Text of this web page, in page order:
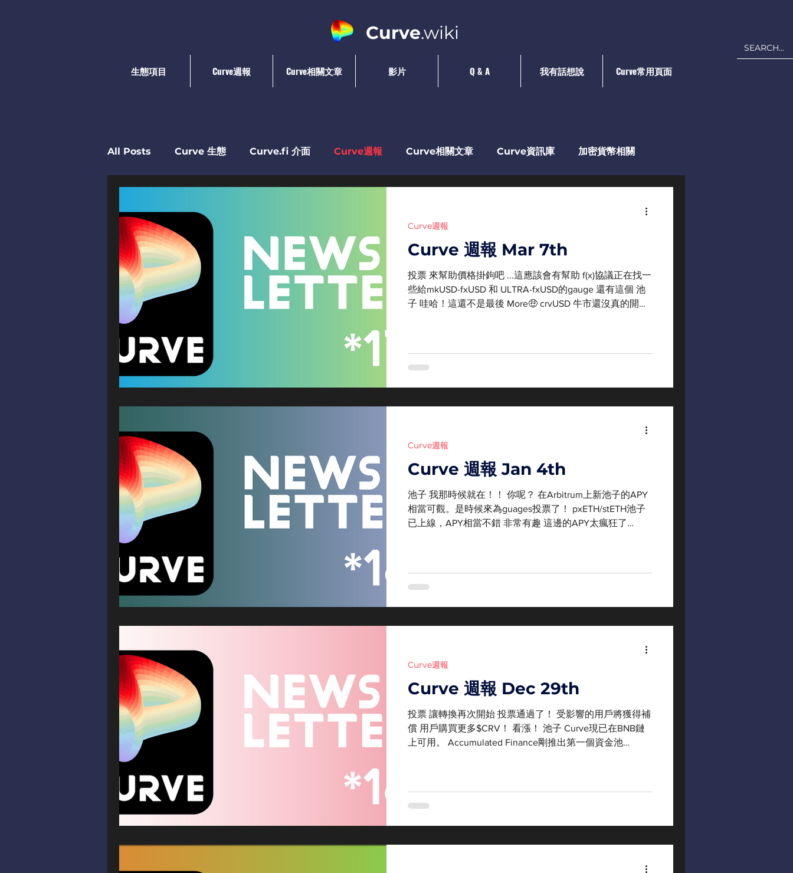
Curve.wiki
生態項目 Curve週報 Curve相關文章 影片 Q & A 我有話想說 Curve常用頁面
All Posts Curve ​生態 Curve.fi 介面 Curve週報 Curve相關文章 Curve資訊庫 加密貨幣相關
Curve 週報 Mar 7th
投票 來幫助價格掛鉤吧 ...這應該會有幫助 f(x)協議正在找一
些給mkUSD-fxUSD 和 ULTRA-fxUSD的gauge 還有這個 池
子 哇哈！這還不是最後 More🤑 crvUSD 牛市還沒真的開始
Curve週報
Curve 週報 Jan 4th
池子 我那時候就在！！ 你呢？ 在Arbitrum上新池子的APY
相當可觀。是時候來為guages投票了！ pxETH/stETH池子
已上線，APY相當不錯 非常有趣 這邊的APY太瘋狂了
Curve週報
Curve 週報 Dec 29th
投票 讓轉換再次開始 投票通過了！ 受影響的用戶將獲得補
償 用戶購買更多$CRV！ 看漲！ 池子 Curve現已在BNB鏈
上可用。 Accumulated Finance剛推出第一個資金池
Curve週報